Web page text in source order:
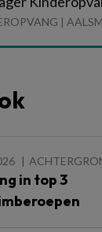
|
in top 3